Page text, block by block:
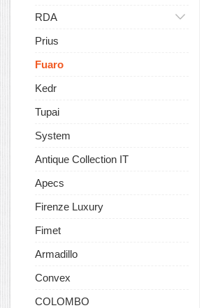
RDA
Prius
Fuaro
Kedr
Tupai
System
Antique Collection IT
Apecs
Firenze Luxury
Fimet
Armadillo
Convex
COLOMBO